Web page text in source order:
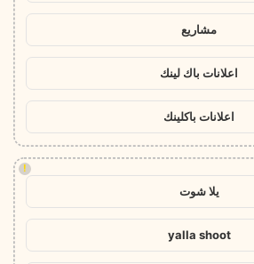
مشاريع
اعلانات باك لينك
اعلانات باكلينك
!
يلا شوت
yalla shoot